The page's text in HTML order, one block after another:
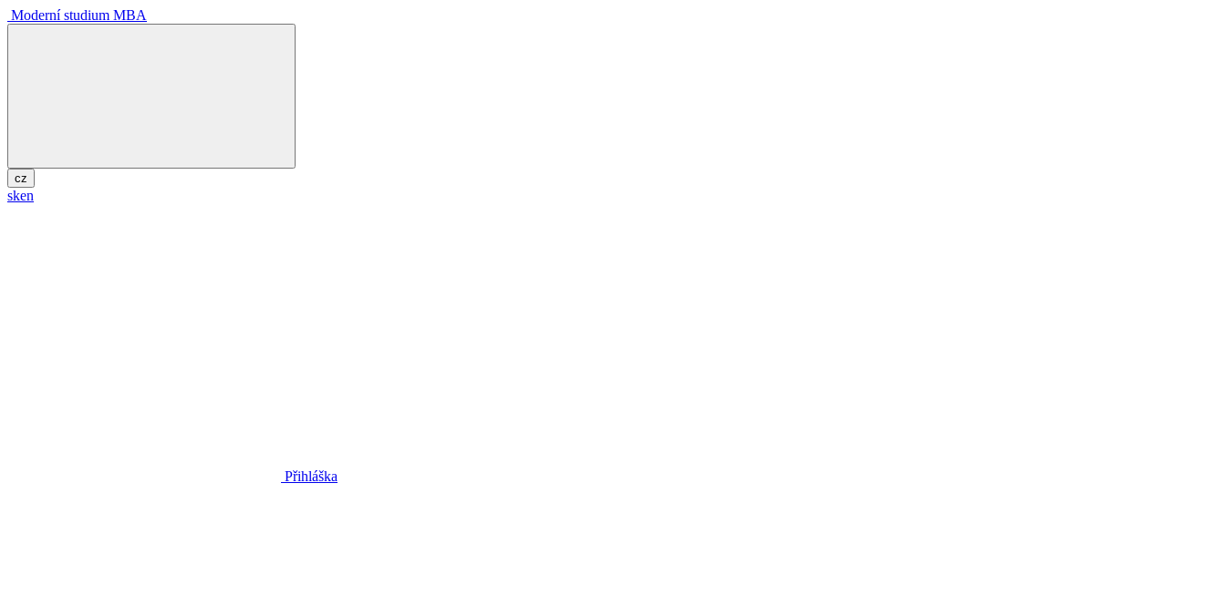
Moderní studium MBA
cz
sken
Přihláška